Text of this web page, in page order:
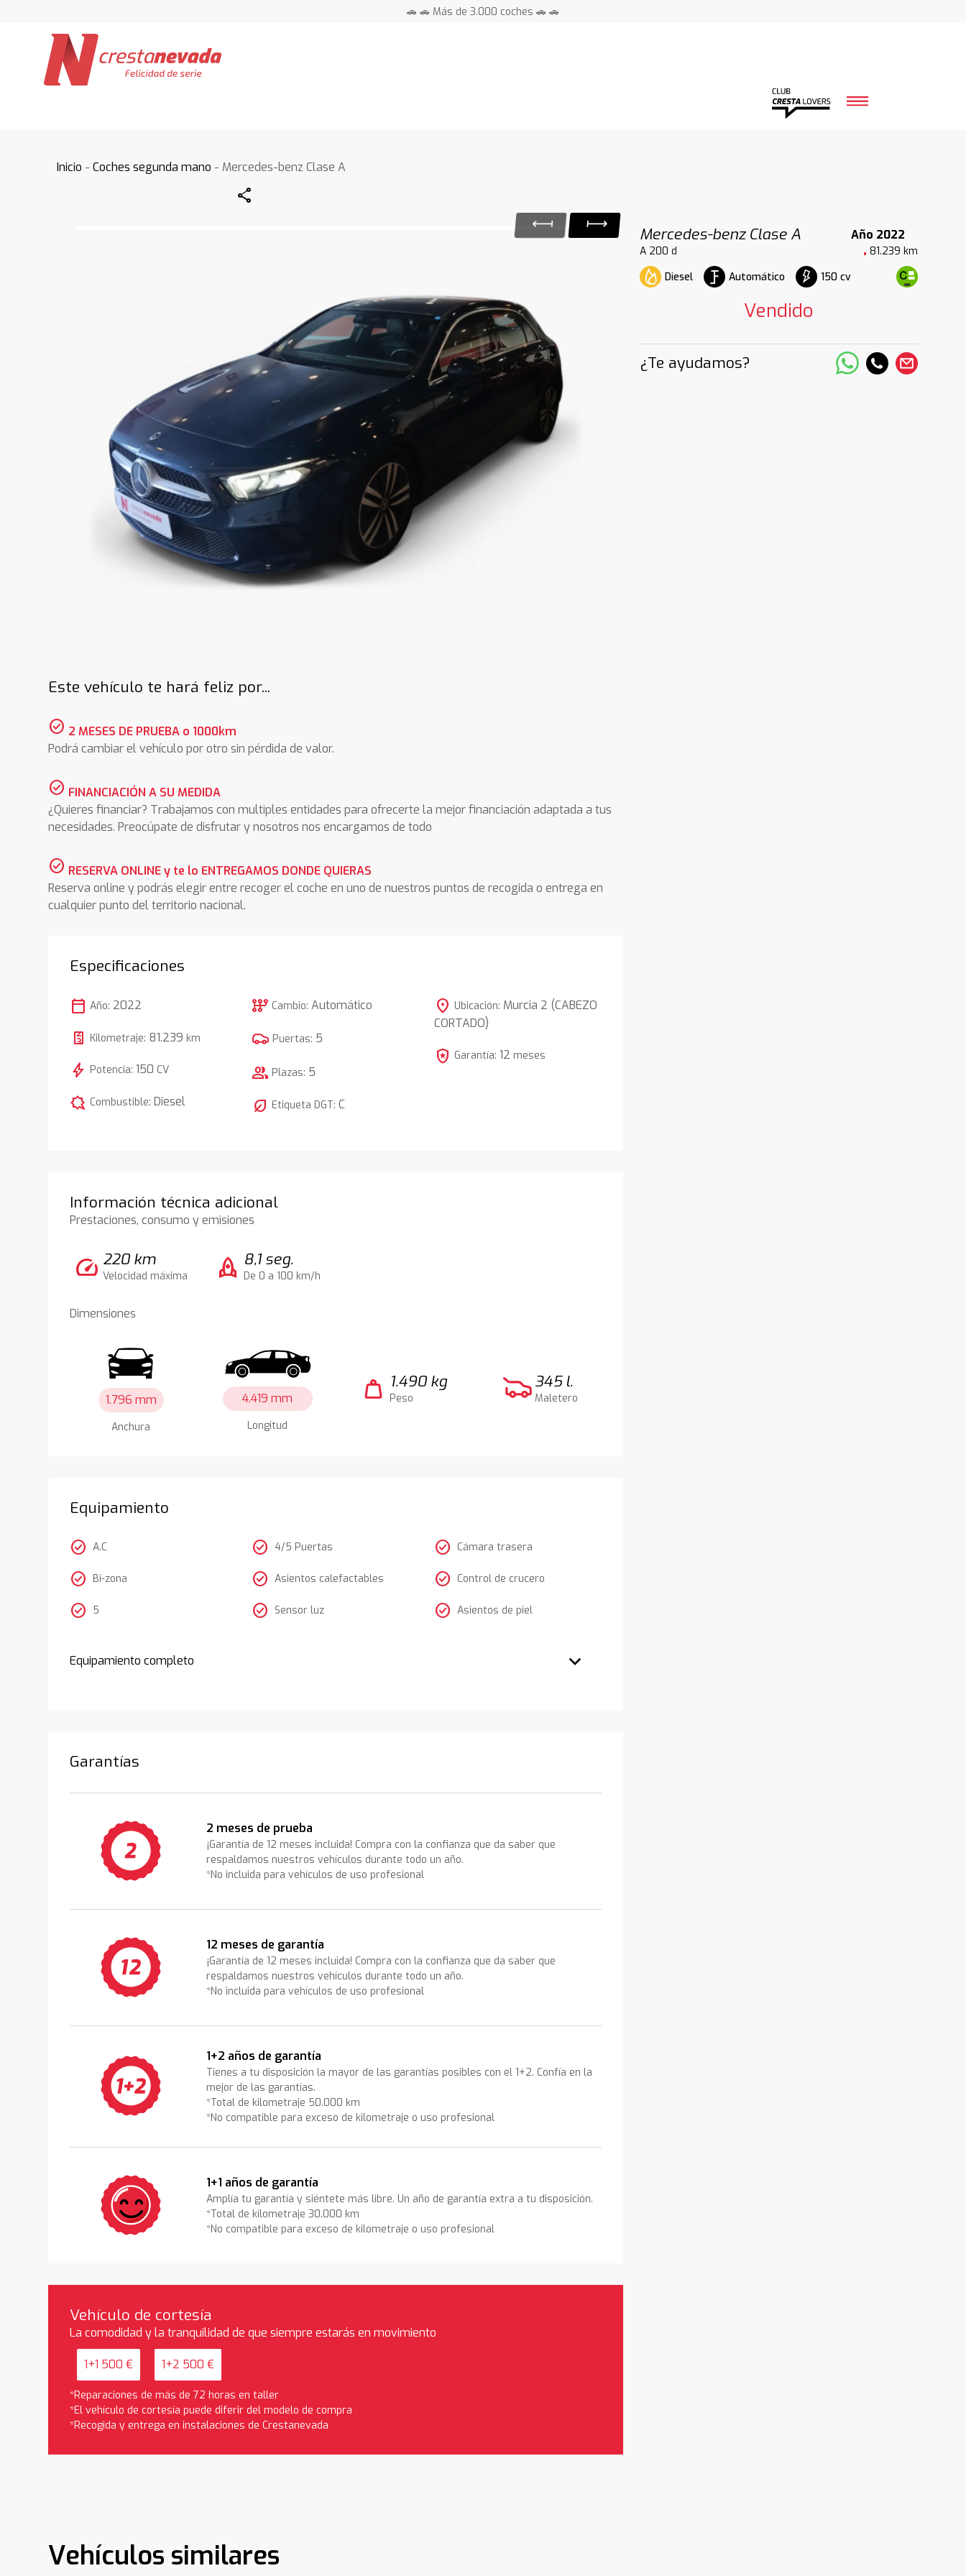
🚗 🚗 Más de 3.000 coches 🚗 🚗
Inicio -Coches segunda mano - Mercedes-benz Clase A
Share
Mercedes-benz Clase A
Año 2022
A 200 d
81.239 km
Diesel
Automático 150 cv
Vendido
¿Te ayudamos?
Este vehículo te hará feliz por...
check_circle 2 MESES DE PRUEBA o 1000km
Podrá cambiar el vehículo por otro sin pérdida de valor.
check_circle FINANCIACIÓN A SU MEDIDA
¿Quieres financiar? Trabajamos con multiples entidades para ofrecerte la mejor financiación adaptada a tus
necesidades. Preocúpate de disfrutar y nosotros nos encargamos de todo
check_circle RESERVA ONLINE y te lo ENTREGAMOS DONDE QUIERAS
Reserva online y podrás elegir entre recoger el coche en uno de nuestros puntos de recogida o entrega en
cualquier punto del territorio nacional.
Especificaciones
calendar_today Año: 2022
Kilometraje: 81.239 km
bolt Potencia:150 CV
comic_bubble Combustible:Diesel
auto_transmission Cambio:Automático
Puertas: 5
group Plazas: 5
nest_eco_leaf Etiqueta DGT:C
location_on Ubicación: Murcia 2 (CABEZO
CORTADO)
local_police Garantía: 12 meses
Información técnica adicional
Prestaciones, consumo y emisiones
speed 220 km
Velocidad máxima rocket 8,1 seg.
De 0 a 100 km/h
Dimensiones
1.796 mm
Anchura
4.419 mm
Longitud
weight 1.490 kg
Peso
345 l.
Maletero
Equipamiento
check_circle A.C
check_circle Bi-zona
check_circle 5
check_circle 4/5 Puertas
check_circle Asientos calefactables
check_circle Sensor luz
check_circle Cámara trasera
check_circle Control de crucero
check_circle Asientos de piel
Equipamiento completo
Garantías
2 meses de prueba
¡Garantía de 12 meses incluida! Compra con la confianza que da saber que
respaldamos nuestros vehículos durante todo un año.
*No incluida para vehículos de uso profesional
12 meses de garantía
¡Garantía de 12 meses incluida! Compra con la confianza que da saber que
respaldamos nuestros vehículos durante todo un año.
*No incluida para vehículos de uso profesional
1+2 años de garantía
Tienes a tu disposición la mayor de las garantías posibles con el 1+2. Confía en la
mejor de las garantías.
*Total de kilometraje 50.000 km
*No compatible para exceso de kilometraje o uso profesional
1+1 años de garantía
Amplía tu garantía y siéntete más libre. Un año de garantía extra a tu disposición.
*Total de kilometraje 30.000 km
*No compatible para exceso de kilometraje o uso profesional
Vehículo de cortesía
La comodidad y la tranquilidad de que siempre estarás en movimiento
1+1 500 € 1+2 500 €
*Reparaciones de más de 72 horas en taller
*El vehículo de cortesía puede diferir del modelo de compra
*Recogida y entrega en instalaciones de Crestanevada
Vehículos similares